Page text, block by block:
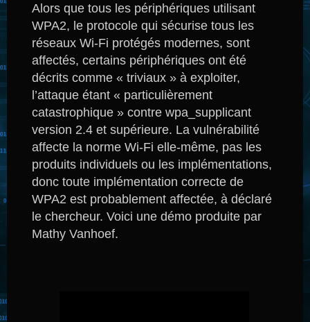
Alors que tous les périphériques utilisant
WPA2, le protocole qui sécurise tous les
réseaux Wi-Fi protégés modernes, sont
affectés, certains périphériques ont été
décrits comme « triviaux » à exploiter,
l’attaque étant « particulièrement
catastrophique » contre wpa_supplicant
version 2.4 et supérieure. La vulnérabilité
affecte la norme Wi-Fi elle-même, pas les
produits individuels ou les implémentations,
donc toute implémentation correcte de
WPA2 est probablement affectée, à déclaré
le chercheur. Voici une démo produite par
Mathy Vanhoef.